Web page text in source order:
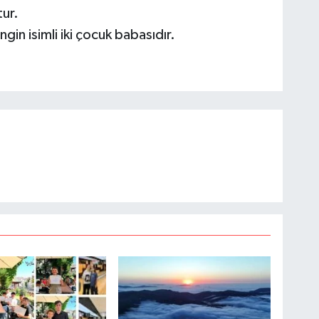
isimli iki çocuk babasıdır.